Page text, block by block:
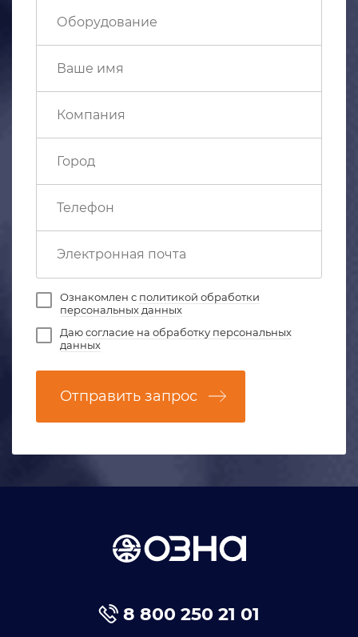
Ознакомлен с политикой обработки
персональных данных
Даюсогласие на обработку персональных
данных
Отправить запрос
8 800 250 21 01